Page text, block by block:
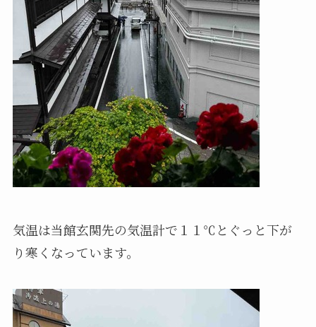
気温は当館玄関先の気温計で１１℃とぐっと下が
り寒くなっています。